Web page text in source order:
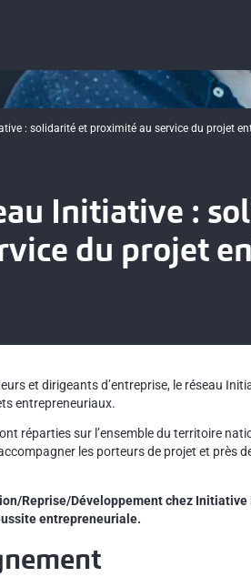
: solidarité et proximité au service du projet
Initiative :
du projet
et dirigeants d’entreprise, le réseau
entrepreneuriaux.
réparties sur l’ensemble du territoire
les porteurs de projet et près
Reprise/Développement chez
entrepreneuriale.